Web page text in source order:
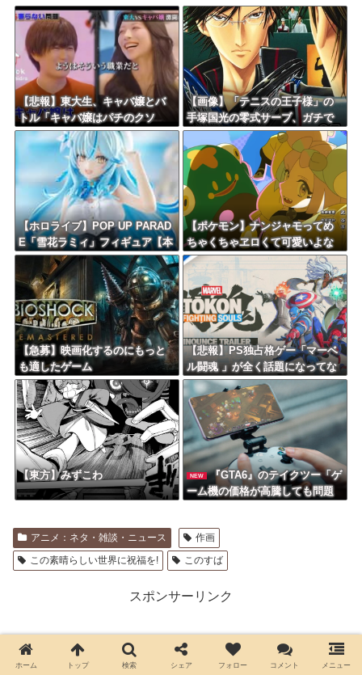
【悲報】東大生、キャバ嬢とバ
トル「キャバ嬢はパチのクソ
台」→X民絶賛の嵐ｗｗｗｗ
【画像】「テニスの王子様」の
手塚国光の零式サーブ、ガチで
強すぎるｗｗｗｗ
【ホロライブ】POP UP PARAD
E「雪花ラミィ」フィギュア【本
日発売】
【ポケモン】ナンジャモってめ
ちゃくちゃヱロくて可愛いよな
【急募】映画化するのにもっと
も適したゲーム
【悲報】PS独占格ゲー「マーベ
ル闘魂 」が全く話題になってな
い
【東方】みずこわ NEW
『GTA6』のテイクツー「ゲ
ーム機の価格が高騰しても問題
う」
アニメ：ネタ・雑談・ニュース
作画
この素晴らしい世界に祝福を!
このすば
スポンサーリンク
ホーム トップ 検索 シェア フォロー コメント メニュー